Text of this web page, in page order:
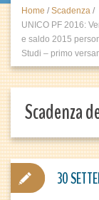
Home / Scadenza /
UNICO PF 2016:
e saldo 2015
Studi – primo
Scadenza
30